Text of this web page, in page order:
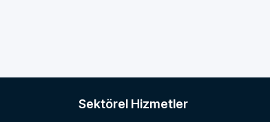
Sektörel Hizmetler